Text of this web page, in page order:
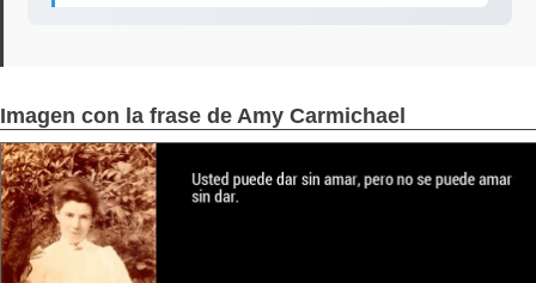
Imagen con la frase de Amy Carmichael